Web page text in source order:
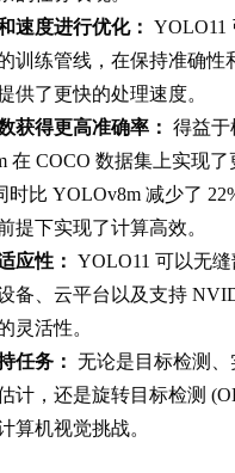
速度进行优化： YOLO11
训练管线，在保持准确性
供了更快的处理速度。
获得更高准确率： 得益于
在 COCO 数据集上实现了
时比 YOLOv8m 减少了
提下实现了计算高效。
应性： YOLO11 可以无
备、云平台以及支持
灵活性。
任务： 无论是目标检测
计，还是旋转目标检测
算机视觉挑战。